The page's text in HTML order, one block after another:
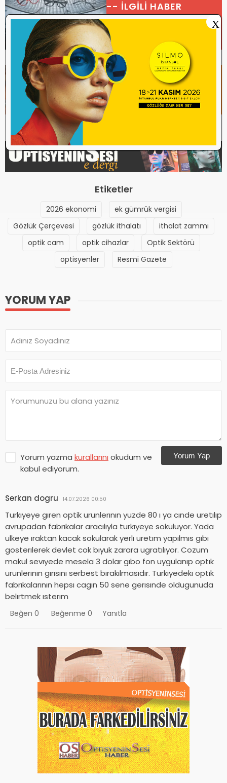
-- İLGİLİ HABER
Gözetimle Yeniden
Şekillenen Optik Pazarı
-- İLGİLİ GALERİ
Ek vergilerde yeni dönem!
Etiketler
2026 ekonomi
ek gümrük vergisi
Gözlük Çerçevesi
gözlük ithalatı
ithalat zammı
optik cam
optik cihazlar
Optik Sektörü
optisyenler
Resmi Gazete
YORUM YAP
Yorum yazma kurallarını okudum ve
kabul ediyorum.
Yorum Yap
Serkan dogru 14.07.2026 00:50
Turkıyeye gıren optik urunlerının yuzde 80 ı ya cınde uretılıp
avrupadan fabrıkalar aracılıyla turkıyeye sokuluyor. Yada
ulkeye ıraktan kacak sokularak yerlı uretım yapılmıs gıbı
gosterılerek devlet cok bıyuk zarara ugratılıyor. Cozum
makul sevıyede mesela 3 dolar gıbo fon uygulanıp optık
urunlerının gırısını serbest bırakılmasıdır. Turkıyedekı optık
fabrıkalarının hepsı cagın 50 sene gerısınde oldugunuda
belırtmek ısterım
Beğen 0 Beğenme 0 Yanıtla
X